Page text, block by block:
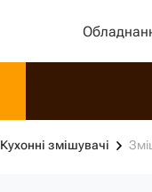
Кухонні змішувачі